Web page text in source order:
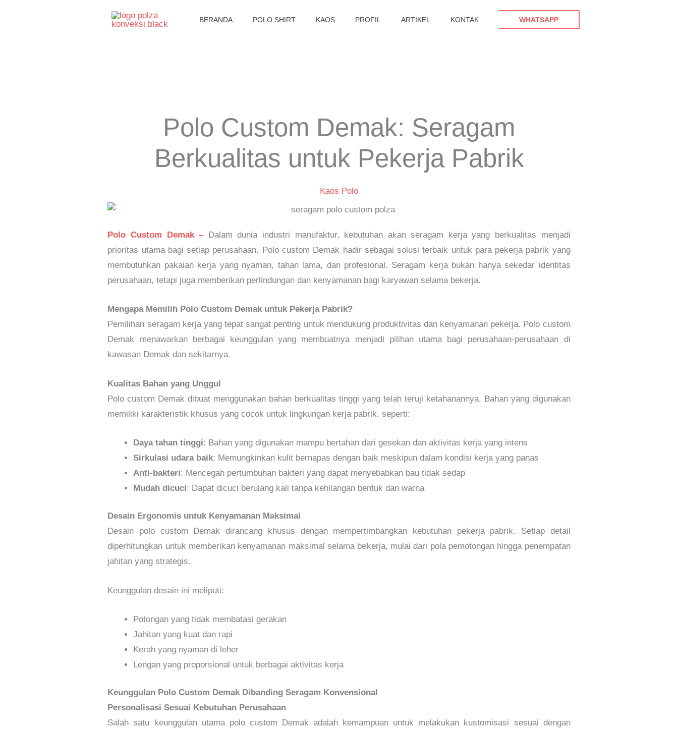
BERANDA POLO SHIRT KAOS PROFIL ARTIKEL KONTAK WHATSAPP
Polo Custom Demak: Seragam
Berkualitas untuk Pekerja Pabrik
Kaos Polo
Polo Custom Demak –
Dalam dunia industri manufaktur, kebutuhan akan seragam kerja yang berkualitas menjadi
prioritas utama bagi setiap perusahaan. Polo custom Demak hadir sebagai solusi terbaik untuk para pekerja pabrik yang
membutuhkan pakaian kerja yang nyaman, tahan lama, dan profesional. Seragam kerja bukan hanya sekedar identitas
perusahaan, tetapi juga memberikan perlindungan dan kenyamanan bagi karyawan selama bekerja.
Mengapa Memilih Polo Custom Demak untuk Pekerja Pabrik?
Pemilihan seragam kerja yang tepat sangat penting untuk mendukung produktivitas dan kenyamanan pekerja. Polo custom
Demak menawarkan berbagai keunggulan yang membuatnya menjadi pilihan utama bagi perusahaan-perusahaan di
kawasan Demak dan sekitarnya.
Kualitas Bahan yang Unggul
Polo custom Demak dibuat menggunakan bahan berkualitas tinggi yang telah teruji ketahanannya. Bahan yang digunakan
memiliki karakteristik khusus yang cocok untuk lingkungan kerja pabrik, seperti:
Daya tahan tinggi: Bahan yang digunakan mampu bertahan dari gesekan dan aktivitas kerja yang intens
Sirkulasi udara baik: Memungkinkan kulit bernapas dengan baik meskipun dalam kondisi kerja yang panas
Anti-bakteri: Mencegah pertumbuhan bakteri yang dapat menyebabkan bau tidak sedap
Mudah dicuci: Dapat dicuci berulang kali tanpa kehilangan bentuk dan warna
Desain Ergonomis untuk Kenyamanan Maksimal
Desain polo custom Demak dirancang khusus dengan mempertimbangkan kebutuhan pekerja pabrik. Setiap detail
diperhitungkan untuk memberikan kenyamanan maksimal selama bekerja, mulai dari pola pemotongan hingga penempatan
jahitan yang strategis.
Keunggulan desain ini meliputi:
Potongan yang tidak membatasi gerakan
Jahitan yang kuat dan rapi
Kerah yang nyaman di leher
Lengan yang proporsional untuk berbagai aktivitas kerja
Keunggulan Polo Custom Demak Dibanding Seragam Konvensional
Personalisasi Sesuai Kebutuhan Perusahaan
Salah satu keunggulan utama polo custom Demak adalah kemampuan untuk melakukan kustomisasi sesuai dengan